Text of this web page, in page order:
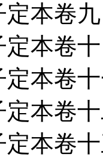
定本卷九
定本卷十
定本卷
定本卷
定本卷